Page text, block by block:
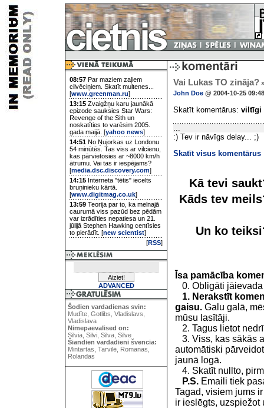
08:57 Par maziem zaļiem
cilvēciņiem. Skatīt multenes...
[www.greenman.ru]
13:15 Zvaigžņu karu jaunākā
epizode sauksies Star Wars:
Revenge of the Sith un
noskatīties to varēsim 2005.
gada maijā. [yahoo news]
14:51 No Ņujorkas uz Londonu
54 minūtēs. Tas viss ar vilcienu,
kas pārvietosies ar ~8000 km/h
ātrumu. Vai tas ir iespējams?
[media.dsc.discovery.com]
14:15 Interneta "tētis" iecelts
bruņinieku kārtā.
[www.digitmag.co.uk]
13:59 Teorija par to, ka melnajā
caurumā viss pazūd bez pēdām
var izrādīties nepatiesa un 21.
jūlijā Stephen Hawking centīsies
to pierādīt. [new scientist]
[RSS]
ADVANCED
Šodien vardadienas svin:
Mudīte, Gotlibs, Vladislavs,
Vladislava
Nimepaevalised on:
Silvia, Silvi, Silva, Silve
Šiandien vardadieni švencia:
Mintartas, Tarvilė, Romanas,
Rolandas
Vai Lukas TO zināja?
John Doe @ 2004-10-25 09:48
Skatīt komentārus: viltīgi
...
:) Tev ir nāvīgs delay... ;)
Skatīt visus komentārus
Kā tevi
Kāds tev
Un ko
Īsa pamācība
0. Obligāti jāievada
1. Nerakstīt
gaisu. Galu galā,
mūsu lasītāji.
2. Tagus lietot
3. Viss, kas sākās
automātiski
jaunā logā.
4. Skatīt nullto,
P.S. Emaili tiek
Tagad, visiem jums
ir ieslēgts, uzspiežot